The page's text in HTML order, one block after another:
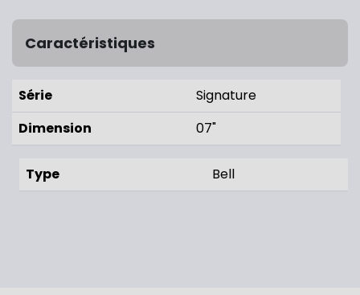
Caractéristiques
Série
Signature
Dimension
07"
Type Bell